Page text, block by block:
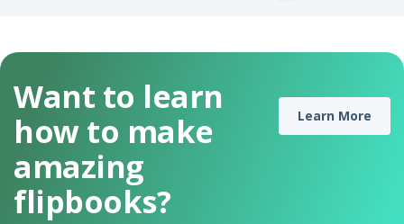
Want to learn
how to make
amazing
flipbooks?
Learn More